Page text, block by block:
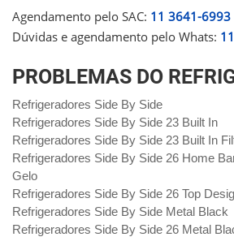
Agendamento pelo SAC: 11 3641-6993
Dúvidas e agendamento pelo Whats:
PROBLEMAS DO
Refrigeradores Side By Side
Refrigeradores Side By Side 23 Built In
Refrigeradores Side By Side 23 Built In
Refrigeradores Side By Side 26 Home
Gelo
Refrigeradores Side By Side 26 Top
Refrigeradores Side By Side Metal Black
Refrigeradores Side By Side 26 Metal